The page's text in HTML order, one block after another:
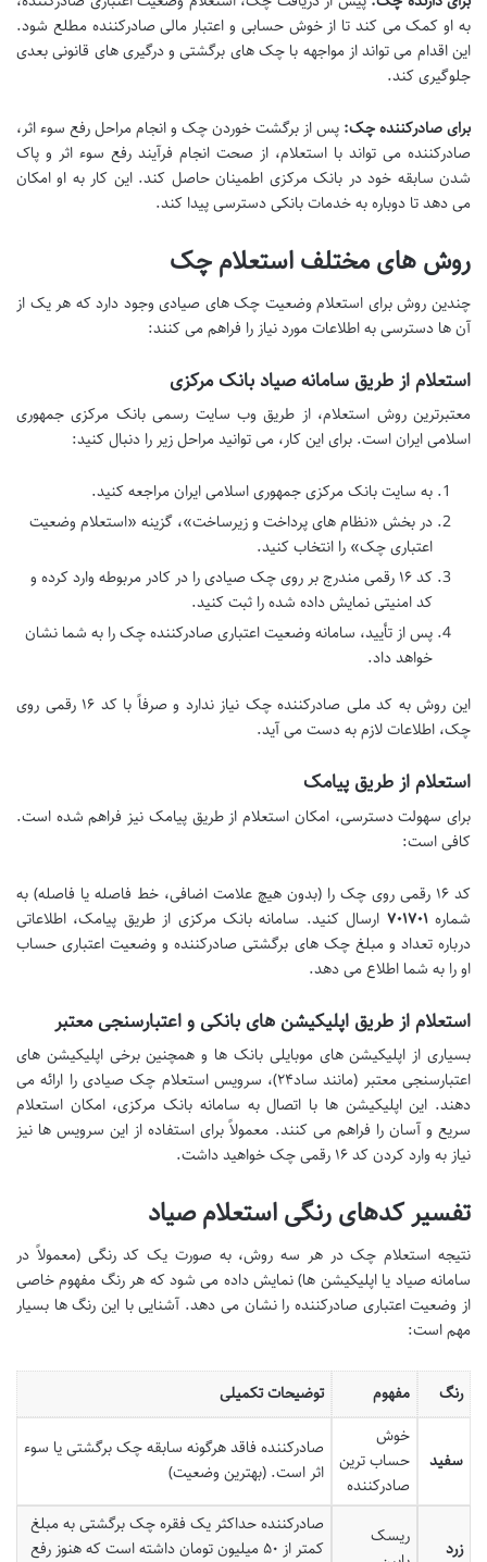
به او کمک می کند تا از خوش حسابی و اعتبار مالی صادرکننده مطلع شود.
این اقدام می تواند از مواجهه با چک های برگشتی و درگیری های قانونی بعدی
جلوگیری کند.
برای صادرکننده چک: پس از برگشت خوردن چک و انجام مراحل رفع سوء اثر،
صادرکننده می تواند با استعلام، از صحت انجام فرآیند رفع سوء اثر و پاک
شدن سابقه خود در بانک مرکزی اطمینان حاصل کند. این کار به او امکان
می دهد تا دوباره به خدمات بانکی دسترسی پیدا کند.
روش های مختلف استعلام چک
چندین روش برای استعلام وضعیت چک های صیادی وجود دارد که هر یک از
آن ها دسترسی به اطلاعات مورد نیاز را فراهم می کنند:
استعلام از طریق سامانه صیاد بانک مرکزی
معتبرترین روش استعلام، از طریق وب سایت رسمی بانک مرکزی جمهوری
اسلامی ایران است. برای این کار، می توانید مراحل زیر را دنبال کنید:
به سایت بانک مرکزی جمهوری اسلامی ایران مراجعه کنید.
در بخش «نظام های پرداخت و زیرساخت»، گزینه «استعلام وضعیت
اعتباری چک» را انتخاب کنید.
کد ۱۶ رقمی مندرج بر روی چک صیادی را در کادر مربوطه وارد کرده و
کد امنیتی نمایش داده شده را ثبت کنید.
پس از تأیید، سامانه وضعیت اعتباری صادرکننده چک را به شما نشان
خواهد داد.
این روش به کد ملی صادرکننده چک نیاز ندارد و صرفاً با کد ۱۶ رقمی روی
چک، اطلاعات لازم به دست می آید.
استعلام از طریق پیامک
برای سهولت دسترسی، امکان استعلام از طریق پیامک نیز فراهم شده است.
کافی است:
کد ۱۶ رقمی روی چک را (بدون هیچ علامت اضافی، خط فاصله یا فاصله) به
شماره۷۰۱۷۰۱ ارسال کنید. سامانه بانک مرکزی از طریق پیامک، اطلاعاتی
درباره تعداد و مبلغ چک های برگشتی صادرکننده و وضعیت اعتباری حساب
او را به شما اطلاع می دهد.
استعلام از طریق اپلیکیشن های بانکی و اعتبارسنجی معتبر
بسیاری از اپلیکیشن های موبایلی بانک ها و همچنین برخی اپلیکیشن های
اعتبارسنجی معتبر (مانند ساد۲۴)، سرویس استعلام چک صیادی را ارائه می
دهند. این اپلیکیشن ها با اتصال به سامانه بانک مرکزی، امکان استعلام
سریع و آسان را فراهم می کنند. معمولاً برای استفاده از این سرویس ها نیز
نیاز به وارد کردن کد ۱۶ رقمی چک خواهید داشت.
تفسیر کدهای رنگی استعلام صیاد
نتیجه استعلام چک در هر سه روش، به صورت یک کد رنگی (معمولاً در
سامانه صیاد یا اپلیکیشن ها) نمایش داده می شود که هر رنگ مفهوم خاصی
از وضعیت اعتباری صادرکننده را نشان می دهد. آشنایی با این رنگ ها بسیار
مهم است:
رنگ مفهوم توضیحات تکمیلی
سفید
خوش
حساب ترین
صادرکننده
صادرکننده فاقد هرگونه سابقه چک برگشتی یا سوء
اثر است. (بهترین وضعیت)
زرد
ریسک
صادرکننده حداکثر یک فقره چک برگشتی به مبلغ
کمتر از ۵۰ میلیون تومان داشته است که هنوز رفع